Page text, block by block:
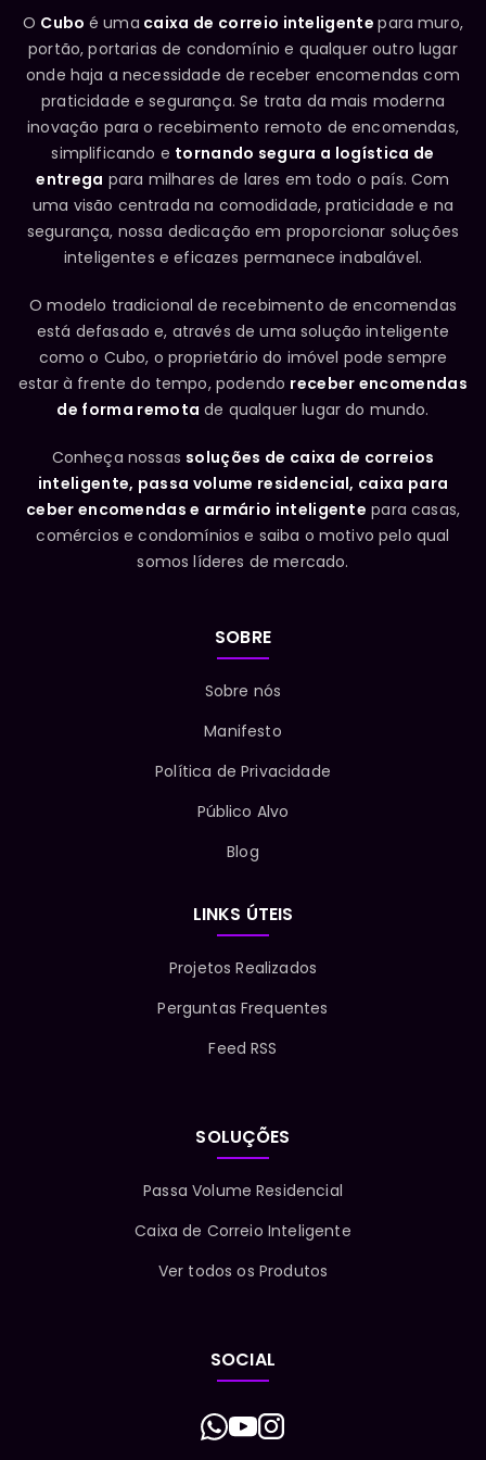
O Cubo é uma caixa de correio inteligentepara muro,
portão, portarias de condomínio e qualquer outro lugar
onde haja a necessidade de receber encomendas com
praticidade e segurança. Se trata da mais moderna
inovação para o recebimento remoto de encomendas,
simplificando e tornando segura a logística de
entrega para milhares de lares em todo o país. Com
uma visão centrada na comodidade, praticidade e na
segurança, nossa dedicação em proporcionar soluções
inteligentes e eficazes permanece inabalável.
O modelo tradicional de recebimento de encomendas
está defasado e, através de uma solução inteligente
como o Cubo, o proprietário do imóvel pode sempre
estar à frente do tempo, podendo receber encomendas
de forma remota de qualquer lugar do mundo.
Conheça nossas soluções de caixa de correios
inteligente, passa volume residencial, caixa para
ceber encomendas e armário inteligente para casas,
comércios e condomínios e saiba o motivo pelo qual
somos líderes de mercado.
SOBRE
Sobre nós
Manifesto
Política de Privacidade
Público Alvo
Blog
LINKS ÚTEIS
Projetos Realizados
Perguntas Frequentes
Feed RSS
SOLUÇÕES
Passa Volume Residencial
Caixa de Correio Inteligente
Ver todos os Produtos
SOCIAL